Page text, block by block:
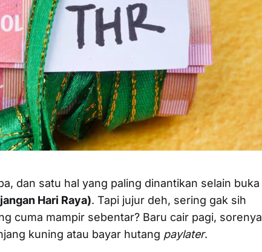
dan satu hal yang paling dinantikan selain buka
Hari Raya). Tapi jujur deh, sering gak sih
cuma mampir sebentar? Baru cair pagi, sorenya
kuning atau bayar hutang paylater.